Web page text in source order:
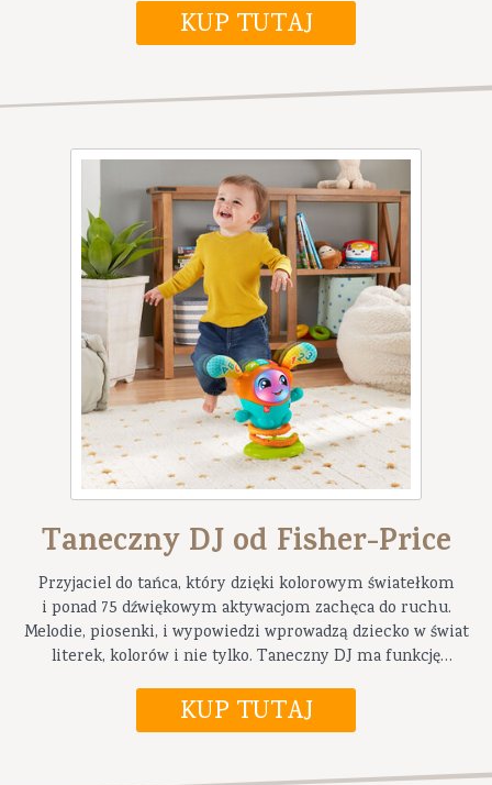
dwa pluszaki.
Taneczny DJ od Fisher-Price
Przyjaciel do tańca, który dzięki kolorowym światełkom
i ponad 75 dźwiękowym aktywacjom zachęca do ruchu.
Melodie, piosenki, i wypowiedzi wprowadzą dziecko w świat
literek, kolorów i nie tylko. Taneczny DJ ma funkcję
nie będzie mógł narzekać!